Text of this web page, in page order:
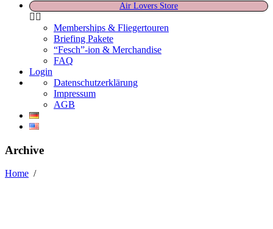
Air Lovers Store
Memberships & Fliegertouren
Briefing Pakete
“Fesch”-ion & Merchandise
FAQ
Login
Datenschutzerklärung
Impressum
AGB
Archive
Home /